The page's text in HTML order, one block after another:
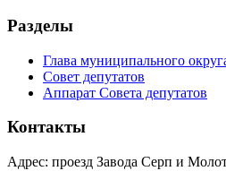
Разделы
Глава муниципального
Совет депутатов
Аппарат Совета депутатов
Контакты
Адрес: проезд Завода Серп и